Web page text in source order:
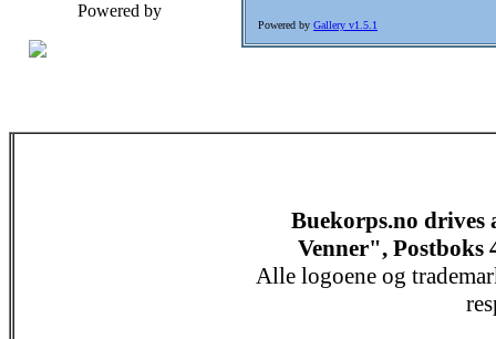
Powered by
Powered by Gallery v1.5.1
Buekorps.no drives
Venner", Postboks
Alle logoene og